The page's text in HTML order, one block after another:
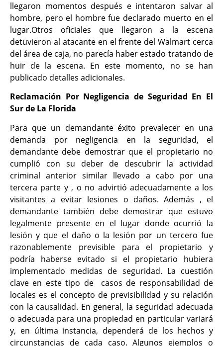
llegaron momentos después e intentaron salvar al
hombre, pero el hombre fue declarado muerto en el
lugar.Otros oficiales que llegaron a la escena
detuvieron al atacante en el frente del Walmart cerca
del área de caja, no parecía haber estado tratando de
huir de la escena. En este momento, no se han
publicado detalles adicionales.
Reclamación Por Negligencia de Seguridad En El
Sur de La Florida
Para que un demandante éxito prevalecer en una
demanda por negligencia en la seguridad, el
demandante debe demostrar que el propietario no
cumplió con su deber de descubrir la actividad
criminal anterior similar llevado a cabo por una
tercera parte y , o no advirtió adecuadamente a los
visitantes a evitar lesiones o daños. Además , el
demandante también debe demostrar que estuvo
legalmente presente en el lugar donde ocurrió la
lesión y que el daño o la lesión por un tercero fue
razonablemente previsible para el propietario y
podría haberse evitado si el propietario hubiera
implementado medidas de seguridad. La cuestión
clave en este tipo de casos de responsabilidad de
locales es el concepto de previsibilidad y su relación
con la causalidad. En general, la seguridad adecuada
o adecuada para una propiedad en particular variará
y, en última instancia, dependerá de los hechos y
circunstancias de cada caso. Algunos ejemplos o